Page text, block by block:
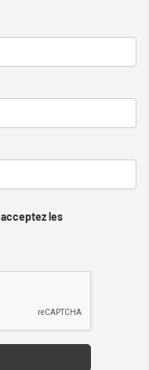
les